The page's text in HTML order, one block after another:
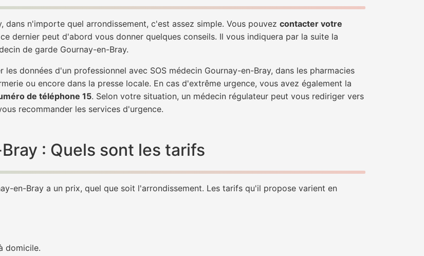
n'importe quel arrondissement, c'est assez simple. Vous pouvez contacter votre
dernier peut d'abord vous donner quelques conseils. Il vous indiquera par la suite la
de garde Gournay-en-Bray.
données d'un professionnel avec SOS médecin Gournay-en-Bray, dans les pharmacies
ou encore dans la presse locale. En cas d'extrême urgence, vous avez également la
de téléphone 15. Selon votre situation, un médecin régulateur peut vous rediriger vers
recommander les services d'urgence.
: Quels sont les tarifs
en-Bray a un prix, quel que soit l'arrondissement. Les tarifs qu'il propose varient en
domicile.